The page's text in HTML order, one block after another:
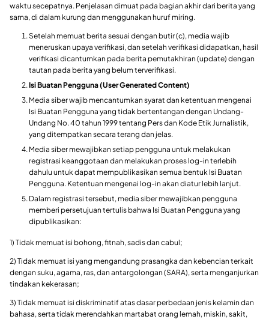
waktu secepatnya. Penjelasan dimuat pada bagian akhir dari berita yang
sama, di dalam kurung dan menggunakan huruf miring.
Setelah memuat berita sesuai dengan butir (c), media wajib
meneruskan upaya verifikasi, dan setelah verifikasi didapatkan, hasil
verifikasi dicantumkan pada berita pemutakhiran (update) dengan
tautan pada berita yang belum terverifikasi.
Isi Buatan Pengguna (User Generated Content)
Media siber wajib mencantumkan syarat dan ketentuan mengenai
Isi Buatan Pengguna yang tidak bertentangan dengan Undang-
Undang No. 40 tahun 1999 tentang Pers dan Kode Etik Jurnalistik,
yang ditempatkan secara terang dan jelas.
Media siber mewajibkan setiap pengguna untuk melakukan
registrasi keanggotaan dan melakukan proses log-in terlebih
dahulu untuk dapat mempublikasikan semua bentuk Isi Buatan
Pengguna. Ketentuan mengenai log-in akan diatur lebih lanjut.
Dalam registrasi tersebut, media siber mewajibkan pengguna
memberi persetujuan tertulis bahwa Isi Buatan Pengguna yang
dipublikasikan:
1) Tidak memuat isi bohong, fitnah, sadis dan cabul;
2) Tidak memuat isi yang mengandung prasangka dan kebencian terkait
dengan suku, agama, ras, dan antargolongan (SARA), serta menganjurkan
tindakan kekerasan;
3) Tidak memuat isi diskriminatif atas dasar perbedaan jenis kelamin dan
bahasa, serta tidak merendahkan martabat orang lemah, miskin, sakit,